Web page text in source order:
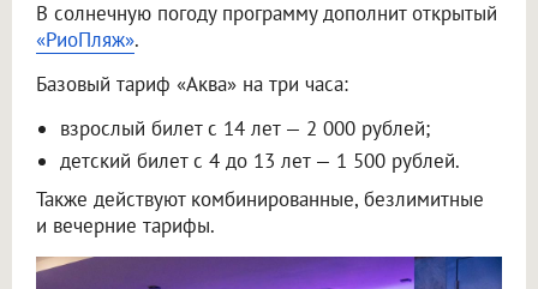
В солнечную погоду программу дополнит открытый
«РиоПляж».
Базовый тариф «Аква» на три часа:
взрослый билет с 14 лет — 2 000 рублей;
детский билет с 4 до 13 лет — 1 500 рублей.
Также действуют комбинированные, безлимитные
и вечерние тарифы.